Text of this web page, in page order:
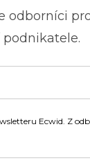
odborníci
Ecwid. Z